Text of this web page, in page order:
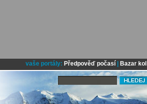
vaše portály: Předpověď počasí| Bazar kol